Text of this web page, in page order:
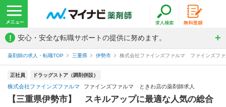
! 安心・安全な転職サポートの提供に努めます。
薬剤師の求人・転職TOP 三重県 伊勢市 株式会社ファインズファルマ ファインズフ
正社員 ドラッグストア（調剤併設）
株式会社ファインズファルマ ファインズファルマ ときわ店の薬剤師求人
【三重県伊勢市】 スキルアップに最適な人気の総合